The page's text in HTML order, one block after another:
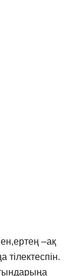
–ақ